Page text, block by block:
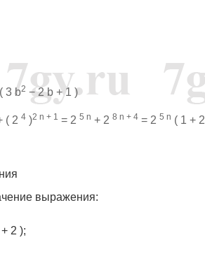
( 3 b2 − 2 b + 1 )
( 2 4 )2 n + 1 = 2 5 n + 2 8 n + 4 = 2 5 n ( 1 + 2
выражения:
2 );